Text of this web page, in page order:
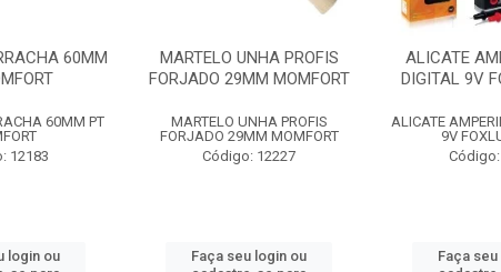
60MM
60MM PT
12183
login ou
MARTELO UNHA PROFIS
FORJADO 29MM MOMFORT
MARTELO UNHA PROFIS
FORJADO 29MM MOMFORT
Código: 12227
Faça seu login ou
ALICATE
DIGITAL 9V
ALICATE
9V
Faça